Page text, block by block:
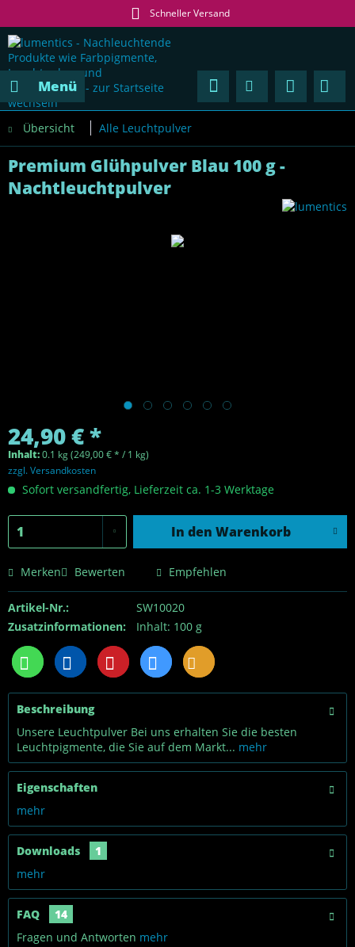
Schneller Versand
Menü
Übersicht Alle Leuchtpulver
Premium Glühpulver Blau 100 g -
Nachtleuchtpulver
24,90 € *
Inhalt:0.1 kg (249,00 € * / 1 kg)
zzgl. Versandkosten
Sofort versandfertig, Lieferzeit ca. 1-3 Werktage
In den Warenkorb
Merken Bewerten Empfehlen
Artikel-Nr.:
SW10020
Zusatzinformationen:
Inhalt: 100 g
Beschreibung
Unsere Leuchtpulver Bei uns erhalten Sie die besten
Leuchtpigmente, die Sie auf dem Markt... mehr
Eigenschaften
mehr
Downloads
1
mehr
FAQ
14
Fragen und Antworten mehr